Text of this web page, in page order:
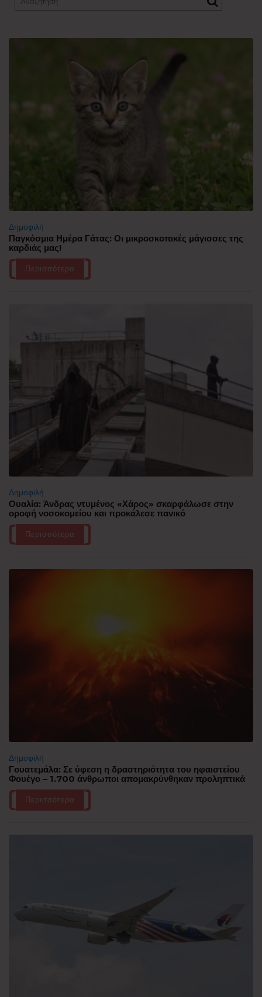
Δημοφιλή
Παγκόσμια Ημέρα Γάτας: Οι μικροσκοπικές μάγισσες της
καρδιάς μας!
Περισσότερα
Δημοφιλή
Ουαλία: Άνδρας ντυμένος «Χάρος» σκαρφάλωσε στην
οροφή νοσοκομείου και προκάλεσε πανικό
Περισσότερα
Δημοφιλή
Γουατεμάλα: Σε ύφεση η δραστηριότητα του ηφαιστείου
Φουέγο – 1.700 άνθρωποι απομακρύνθηκαν προληπτικά
Περισσότερα